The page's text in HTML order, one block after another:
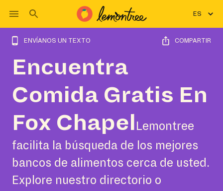
ES
ENVÍANOS UN TEXTO COMPARTIR
Encuentra
Comida Gratis En
Fox Chapel
Lemontree
facilita la búsqueda de los mejores
bancos de alimentos cerca de usted.
Explore nuestro directorio o